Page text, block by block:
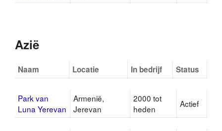
Azië
Naam Locatie In bedrijf Status
Park van
Luna Yerevan
Armenië,
Jerevan
2000 tot
heden
Actief